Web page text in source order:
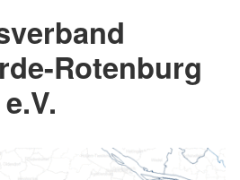
Rotenburg
e.V.